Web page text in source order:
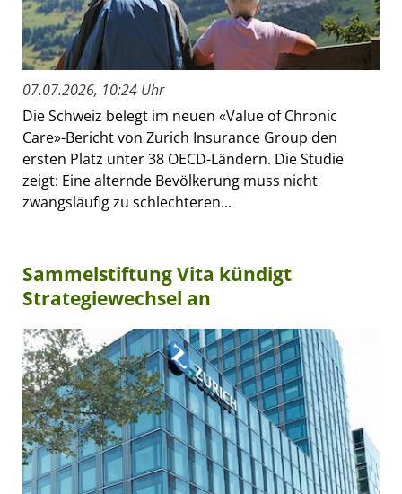
07.07.2026, 10:24 Uhr
Die Schweiz belegt im neuen «Value of Chronic
Care»-Bericht von Zurich Insurance Group den
ersten Platz unter 38 OECD-Ländern. Die Studie
zeigt: Eine alternde Bevölkerung muss nicht
zwangsläufig zu schlechteren...
Sammelstiftung Vita kündigt
Strategiewechsel an